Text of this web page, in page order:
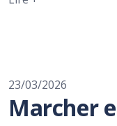
23/03/2026
Marcher